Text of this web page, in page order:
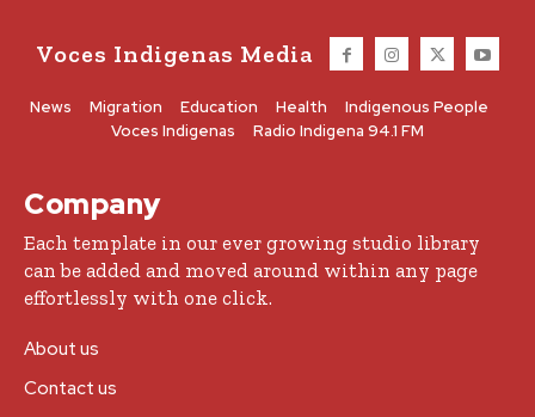
Voces Indigenas Media
News Migration Education Health
Indigenous People
Voces Indigenas
Radio Indigena 94.1 FM
Company
Each template in our ever growing studio library
can be added and moved around within any page
effortlessly with one click.
About us
Contact us